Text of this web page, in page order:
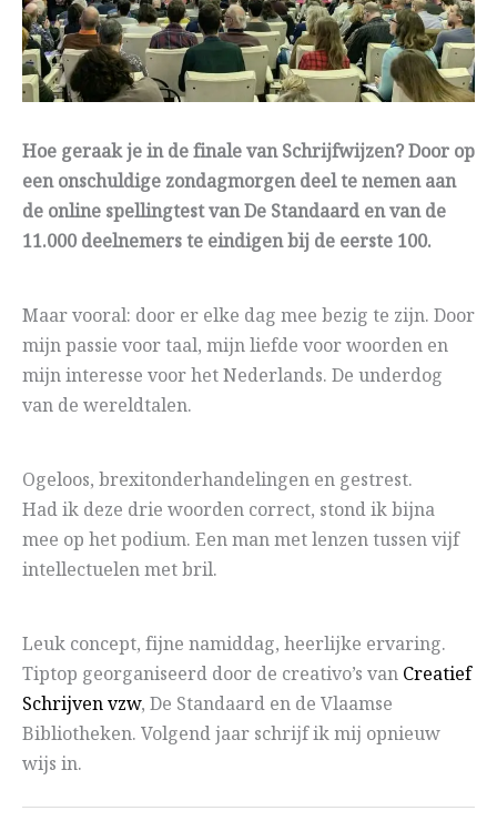
Hoe geraak je in de finale van Schrijfwijzen? Door op
een onschuldige zondagmorgen deel te nemen aan
de online spellingtest van De Standaard en van de
11.000 deelnemers te eindigen bij de eerste 100.
Maar vooral: door er elke dag mee bezig te zijn. Door
mijn passie voor taal, mijn liefde voor woorden en
mijn interesse voor het Nederlands. De underdog
van de wereldtalen.
Ogeloos, brexitonderhandelingen en gestrest.
Had ik deze drie woorden correct, stond ik bijna
mee op het podium. Een man met lenzen tussen vijf
intellectuelen met bril.
Leuk concept, fijne namiddag, heerlijke ervaring.
Tiptop georganiseerd door de creativo’s van Creatief
Schrijven vzw, De Standaard en de Vlaamse
Bibliotheken. Volgend jaar schrijf ik mij opnieuw
wijs in.